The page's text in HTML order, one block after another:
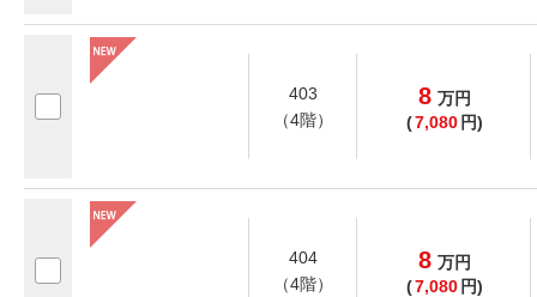
403
（4階）
8 万円
(7,080 円)
404
（4階）
8 万円
(7,080 円)